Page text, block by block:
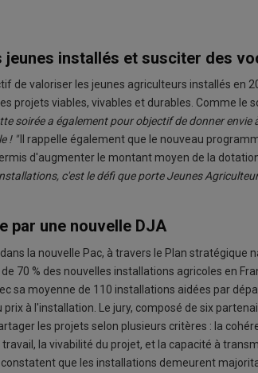
jeunes installés et susciter des
de valoriser les jeunes agriculteurs installés en
projets viables, vivables et durables. Comme le
soirée a également pour objectif de donner
! "Il rappelle également que le nouveau
d'augmenter le montant moyen de la
c'est le défi que porte Jeunes
par une nouvelle DJA
la nouvelle Pac, à travers le Plan stratégique
70 % des nouvelles installations agricoles en
sa moyenne de 110 installations aidées par
à l'installation. Le jury, composé de six
les projets selon plusieurs critères : la
la vivabilité du projet, et la capacité à
que les installations demeurent